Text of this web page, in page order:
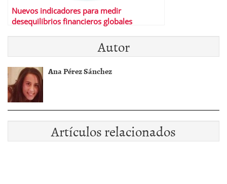
Nuevos indicadores para medir
desequilibrios financieros globales
Autor
Ana Pérez Sánchez
Artículos relacionados